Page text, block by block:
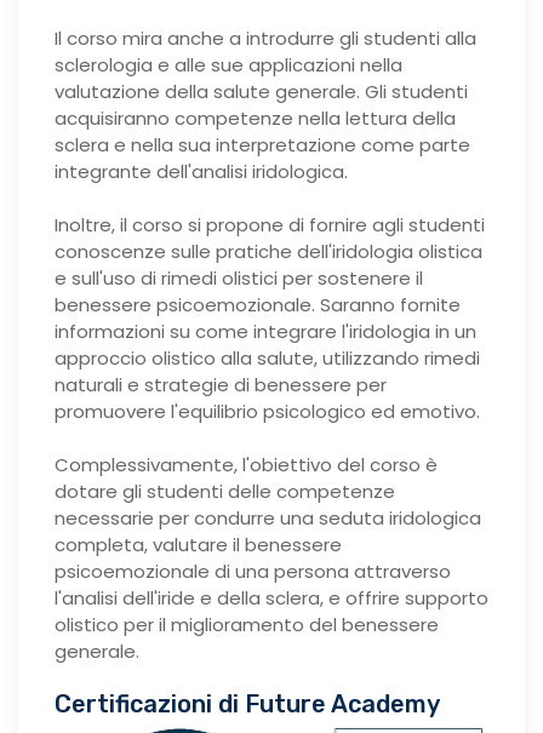
Il corso mira anche a introdurre gli studenti alla
sclerologia e alle sue applicazioni nella
valutazione della salute generale. Gli studenti
acquisiranno competenze nella lettura della
sclera e nella sua interpretazione come parte
integrante dell'analisi iridologica.
Inoltre, il corso si propone di fornire agli studenti
conoscenze sulle pratiche dell'iridologia olistica
e sull'uso di rimedi olistici per sostenere il
benessere psicoemozionale. Saranno fornite
informazioni su come integrare l'iridologia in un
approccio olistico alla salute, utilizzando rimedi
naturali e strategie di benessere per
promuovere l'equilibrio psicologico ed emotivo.
Complessivamente, l'obiettivo del corso è
dotare gli studenti delle competenze
necessarie per condurre una seduta iridologica
completa, valutare il benessere
psicoemozionale di una persona attraverso
l'analisi dell'iride e della sclera, e offrire supporto
olistico per il miglioramento del benessere
generale.
Certificazioni di Future Academy